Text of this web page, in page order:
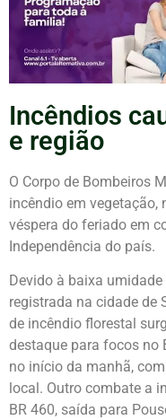
Incêndios
e região
O Corpo de Bombeiros
incêndio em vegetação,
véspera do feriado em
Independência do país.
Devido à baixa
registrada na cidade de
de incêndio florestal
destaque para focos no
no início da manhã,
local. Outro combate a
BR 460, saída para